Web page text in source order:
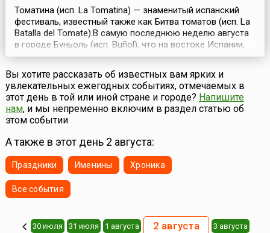
Томатина (исп. La Tomatina) — знаменитый испанский
фестиваль, известный также как Битва томатов (исп. La
Batallа del Tomate).В самую последнюю неделю августа
в городе Буньоль (исп. Buñol), что на востоке Испании,
начинается ежегодный «Томатный фестиваль»,
посвященный уходящему лету. Как и все испанские
фестивали, этот проходит с праздничными
фейерверками, музыкой, танцами и бесплатными уго...
Вы хотите рассказать об известных вам ярких и
увлекательных ежегодных событиях, отмечаемых в
этот день в той или иной стране и городе? Напишите
нам, и мы непременно включим в раздел статью об
этом событии
А также в этот день 2 августа:
Праздники Именины Хроника
Все события
30 июля 31 июля 1 августа 2 августа 3 августа